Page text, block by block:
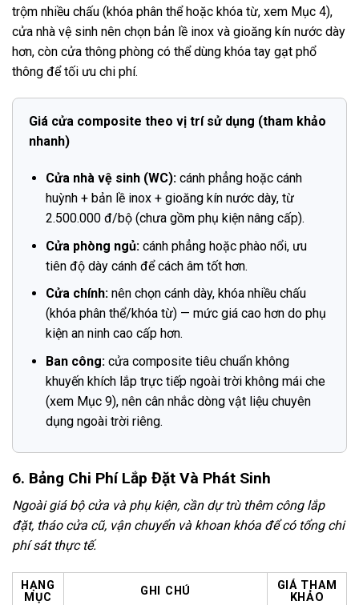
trộm nhiều chấu (khóa phân thể hoặc khóa từ, xem Mục 4),
cửa nhà vệ sinh nên chọn bản lề inox và gioăng kín nước dày
hơn, còn cửa thông phòng có thể dùng khóa tay gạt phổ
thông để tối ưu chi phí.
Giá cửa composite theo vị trí sử dụng (tham khảo
nhanh)
Cửa nhà vệ sinh (WC):cánh phẳng hoặc cánh
huỳnh + bản lề inox + gioăng kín nước dày, từ
2.500.000 đ/bộ (chưa gồm phụ kiện nâng cấp).
Cửa phòng ngủ:cánh phẳng hoặc phào nổi, ưu
tiên độ dày cánh để cách âm tốt hơn.
Cửa chính:nên chọn cánh dày, khóa nhiều chấu
(khóa phân thể/khóa từ) — mức giá cao hơn do phụ
kiện an ninh cao cấp hơn.
Ban công:cửa composite tiêu chuẩn không
khuyến khích lắp trực tiếp ngoài trời không mái che
(xem Mục 9), nên cân nhắc dòng vật liệu chuyên
dụng ngoài trời riêng.
6. Bảng Chi Phí Lắp Đặt Và Phát Sinh
Ngoài giá bộ cửa và phụ kiện, cần dự trù thêm công lắp
đặt, tháo cửa cũ, vận chuyển và khoan khóa để có tổng chi
phí sát thực tế.
HẠNG
MỤC
GHI CHÚ
GIÁ THAM
KHẢO